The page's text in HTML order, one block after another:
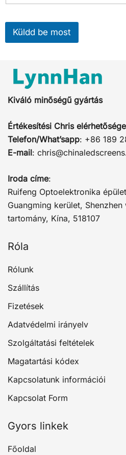
Küldd be most
Kiváló minőségű gyártás
Értékesítési Chris
Telefon/What’sapp: +86 189
E-mail:
Iroda címe:
Ruifeng Optoelektronika
Guangming kerület,
tartomány, Kína, 518107
Róla
Rólunk
Szállítás
Fizetések
Adatvédelmi irányelv
Szolgáltatási feltételek
Magatartási kódex
Kapcsolatunk információi
Kapcsolat Form
Gyors linkek
Főoldal